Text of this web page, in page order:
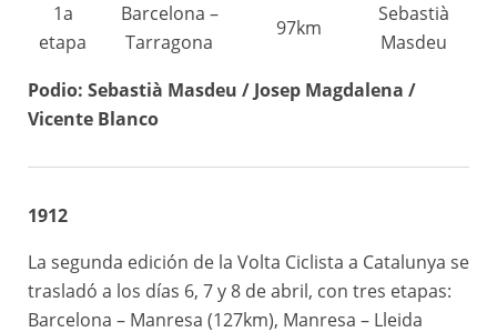
1a
etapa
Barcelona –
Tarragona
97km
Sebastià
Masdeu
2a
etapa
Tarragona –
Lleida
111km
Cesáreo
3a
Lleida –
Lleida –
Sebastià
Podio: Sebastià Masdeu / Josep Magdalena /
Vicente Blanco
1912
La segunda edición de la Volta Ciclista a Catalunya se
trasladó a los días 6, 7 y 8 de abril, con tres etapas:
Barcelona – Manresa (127km), Manresa – Lleida